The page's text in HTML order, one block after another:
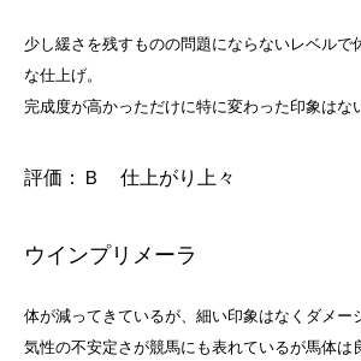
少し緩さを残すものの問題にならないレベルで
な仕上げ。
完成度が高かっただけに特に変わった印象はな
評価：Ｂ 仕上がり上々
ウインプリメーラ
体が減ってきているが、細い印象はなくダメー
気性の不安定さが競馬にも表れているが馬体は